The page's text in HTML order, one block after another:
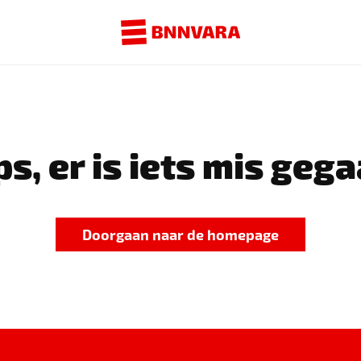
er is iets mis
Doorgaan naar de homepage